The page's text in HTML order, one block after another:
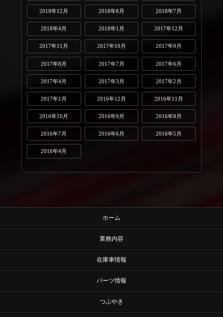
2018年12月 2018年8月 2018年7月
2018年4月 2018年1月 2017年12月
2017年11月 2017年10月 2017年9月
2017年8月 2017年7月 2017年6月
2017年4月 2017年3月 2017年2月
2017年1月 2016年12月 2016年11月
2016年10月 2016年9月 2016年8月
2016年7月 2016年6月 2016年5月
2016年4月
ホーム
業務内容
在庫車情報
パーツ情報
つぶやき